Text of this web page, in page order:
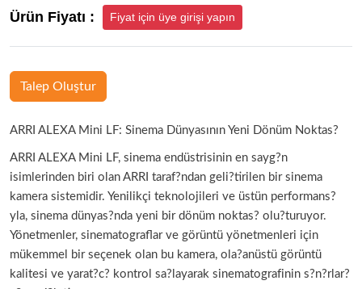
Ürün Fiyatı : Fiyat için üye girişi yapın
Talep Oluştur
ARRI ALEXA Mini LF: Sinema Dünyasının Yeni Dönüm Noktas?
ARRI ALEXA Mini LF, sinema endüstrisinin en sayg?n
isimlerinden biri olan ARRI taraf?ndan geli?tirilen bir sinema
kamera sistemidir. Yenilikçi teknolojileri ve üstün performans?
yla, sinema dünyas?nda yeni bir dönüm noktas? olu?turuyor.
Yönetmenler, sinematograflar ve görüntü yönetmenleri için
mükemmel bir seçenek olan bu kamera, ola?anüstü görüntü
kalitesi ve yarat?c? kontrol sa?layarak sinematografinin s?n?rlar?